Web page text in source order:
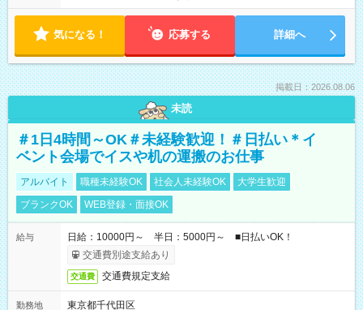
気になる！ 応募する 詳細へ
掲載日：2026.08.06
未読
＃1日4時間～OK＃未経験歓迎！＃日払い＊イ
ベント会場でイスや机の運搬のお仕事
アルバイト 職種未経験OK 社会人未経験OK
大学生歓迎
ブランクOK
WEB登録・面接OK
給与
日給：10000円～ 半日：5000円～ ■日払いOK！
交通費別途支給あり
交通費 交通費規定支給
勤務地
東京都千代田区